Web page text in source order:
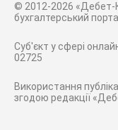
© 2012-2026 «Дебет-
бухгалтерський
Суб'єкт у сфері
02725
Використання
згодою редакції